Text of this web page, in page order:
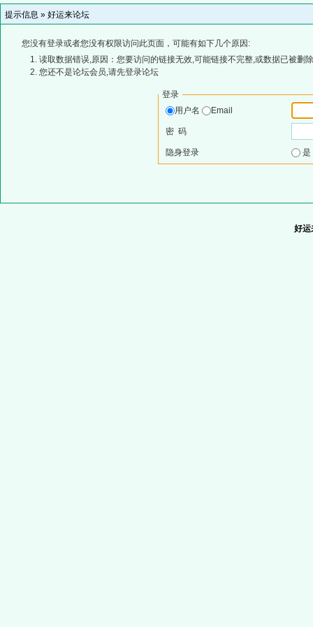
提示信息 » 好运来论坛
您没有登录或者您没有权限访问此页面，可能有如下几个原因:
读取数据错误,原因：您要访问的链接无效,可能链接不完整,或数据已被删
您还不是论坛会员,请先登录论坛
登录
用户名
Email
密 码
隐身登录
好